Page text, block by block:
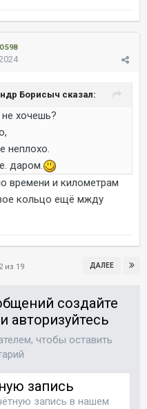
598
Борисыч сказал:
хочешь?
неплохо.
даром.
времени и километрам
кольцо ещё мжду
ДАЛЕЕ
из 19
создайте
авторизуйтесь
чтобы оставить
запись
запись в нашем